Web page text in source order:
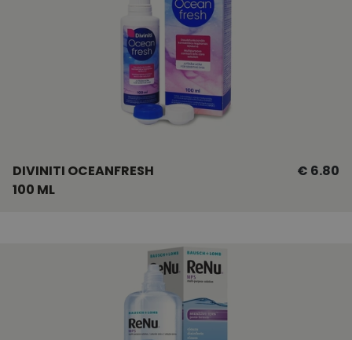
DIVINITI OCEANFRESH
100 ML
€ 6.80